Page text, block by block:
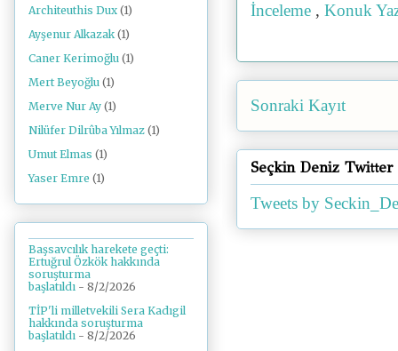
İnceleme , Konuk
Sonraki Kayıt
Seçkin Deniz Twitter
Tweets by
Architeuthis Dux (1)
Ayşenur Alkazak (1)
Caner Kerimoğlu (1)
Mert Beyoğlu (1)
Merve Nur Ay (1)
Nilüfer Dilrûba Yılmaz (1)
Umut Elmas (1)
Yaser Emre (1)
Başsavcılık harekete geçti:
Ertuğrul Özkök hakkında
soruşturma
başlatıldı - 8/2/2026
TİP'li milletvekili Sera Kadıgil
hakkında soruşturma
başlatıldı - 8/2/2026